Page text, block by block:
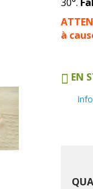
à
EN